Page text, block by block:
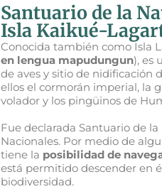
Santuario de la
Isla Kaikué-
Conocida también como Isla
en lengua mapudungun), es
de aves y sitio de nidificación
ellos el cormorán imperial, la
volador y los pingüinos de
Fue declarada Santuario de
Nacionales. Por medio de
tiene la posibilidad de
está permitido descender en
biodiversidad.